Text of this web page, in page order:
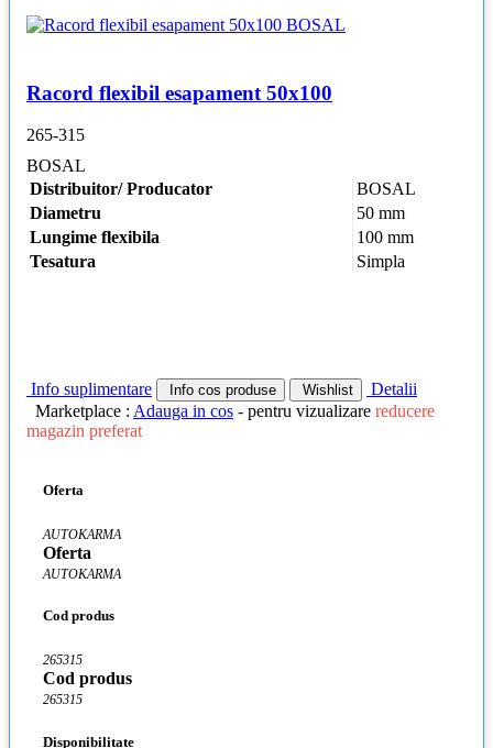
Racord flexibil esapament 50x100
265-315
BOSAL
Distribuitor/ Producator
BOSAL
Diametru
50 mm
Lungime flexibila
100 mm
Tesatura
Simpla
Info suplimentare Info cos produse Wishlist
Detalii
Marketplace : Adauga in cos - pentru vizualizare reducere
magazin preferat
Oferta
AUTOKARMA
Oferta
AUTOKARMA
Cod produs
265315
Cod produs
265315
Disponibilitate